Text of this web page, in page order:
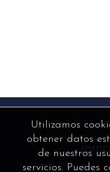
Utilizamos
obtener datos
de nuestros
servicios. Puedes